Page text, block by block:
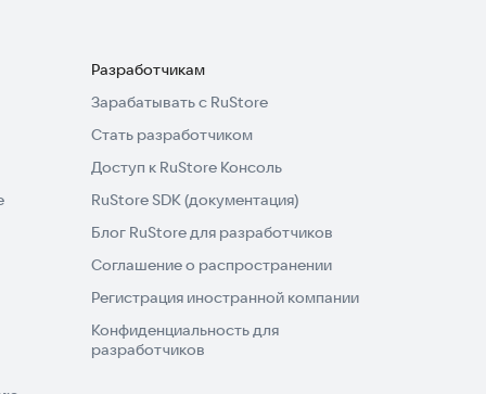
Разработчикам
Зарабатывать с RuStore
Стать разработчиком
Доступ к RuStore Консоль
RuStore SDK (документация)
Блог RuStore для разработчиков
Соглашение о распространении
Регистрация иностранной компании
Конфиденциальность для
разработчиков